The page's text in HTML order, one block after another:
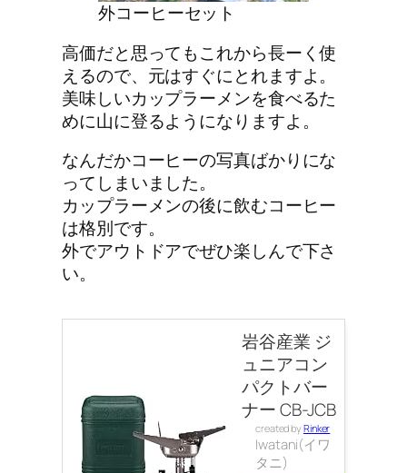
外コーヒーセット
高価だと思ってもこれから長ーく使
えるので、元はすぐにとれますよ。
美味しいカップラーメンを食べるた
めに山に登るようになりますよ。
なんだかコーヒーの写真ばかりにな
ってしまいました。
カップラーメンの後に飲むコーヒー
は格別です。
外でアウトドアでぜひ楽しんで下さ
い。
岩谷産業 ジ
ュニアコン
パクトバー
ナー CB-JCB
created byRinker
Iwatani(イワ
タニ)